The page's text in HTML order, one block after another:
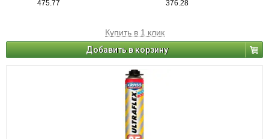
475.77 376.28
Купить в 1 клик
Добавить в корзину